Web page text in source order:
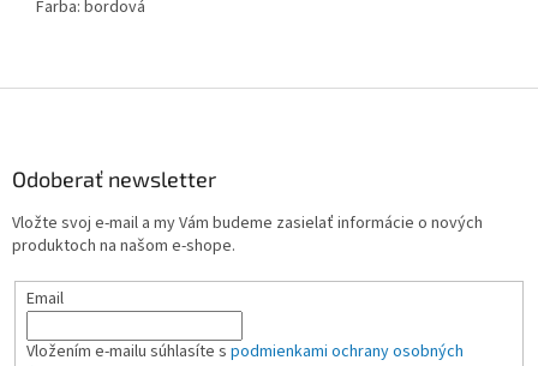
Farba: bordová
Odoberať newsletter
Vložte svoj e-mail a my Vám budeme zasielať informácie o nových
produktoch na našom e-shope.
Email
Vložením e-mailu súhlasíte s podmienkami ochrany osobných